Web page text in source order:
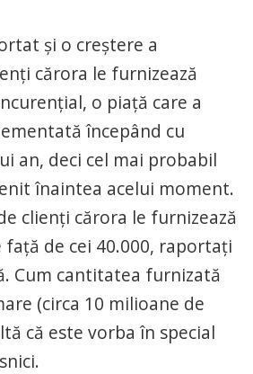
și o creștere a
cărora le furnizează
o piață care a
începând cu
an, deci cel mai probabil
înaintea acelui moment.
clienți cărora le furnizează
față de cei 40.000, raportați
Cum cantitatea furnizată
(circa 10 milioane de
că este vorba în special